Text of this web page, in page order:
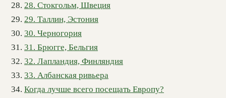
28. Стокгольм, Швеция
29. Таллин, Эстония
30. Черногория
31. Брюгге, Бельгия
32. Лапландия, Финляндия
33. Албанская ривьера
Когда лучше всего посещать Европу?